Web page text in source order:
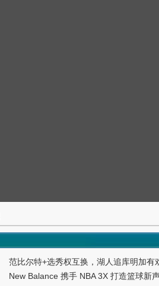
范比尔特+选秀权互换，湖人追库明加有
New Balance 携手 NBA 3X 打造篮球新